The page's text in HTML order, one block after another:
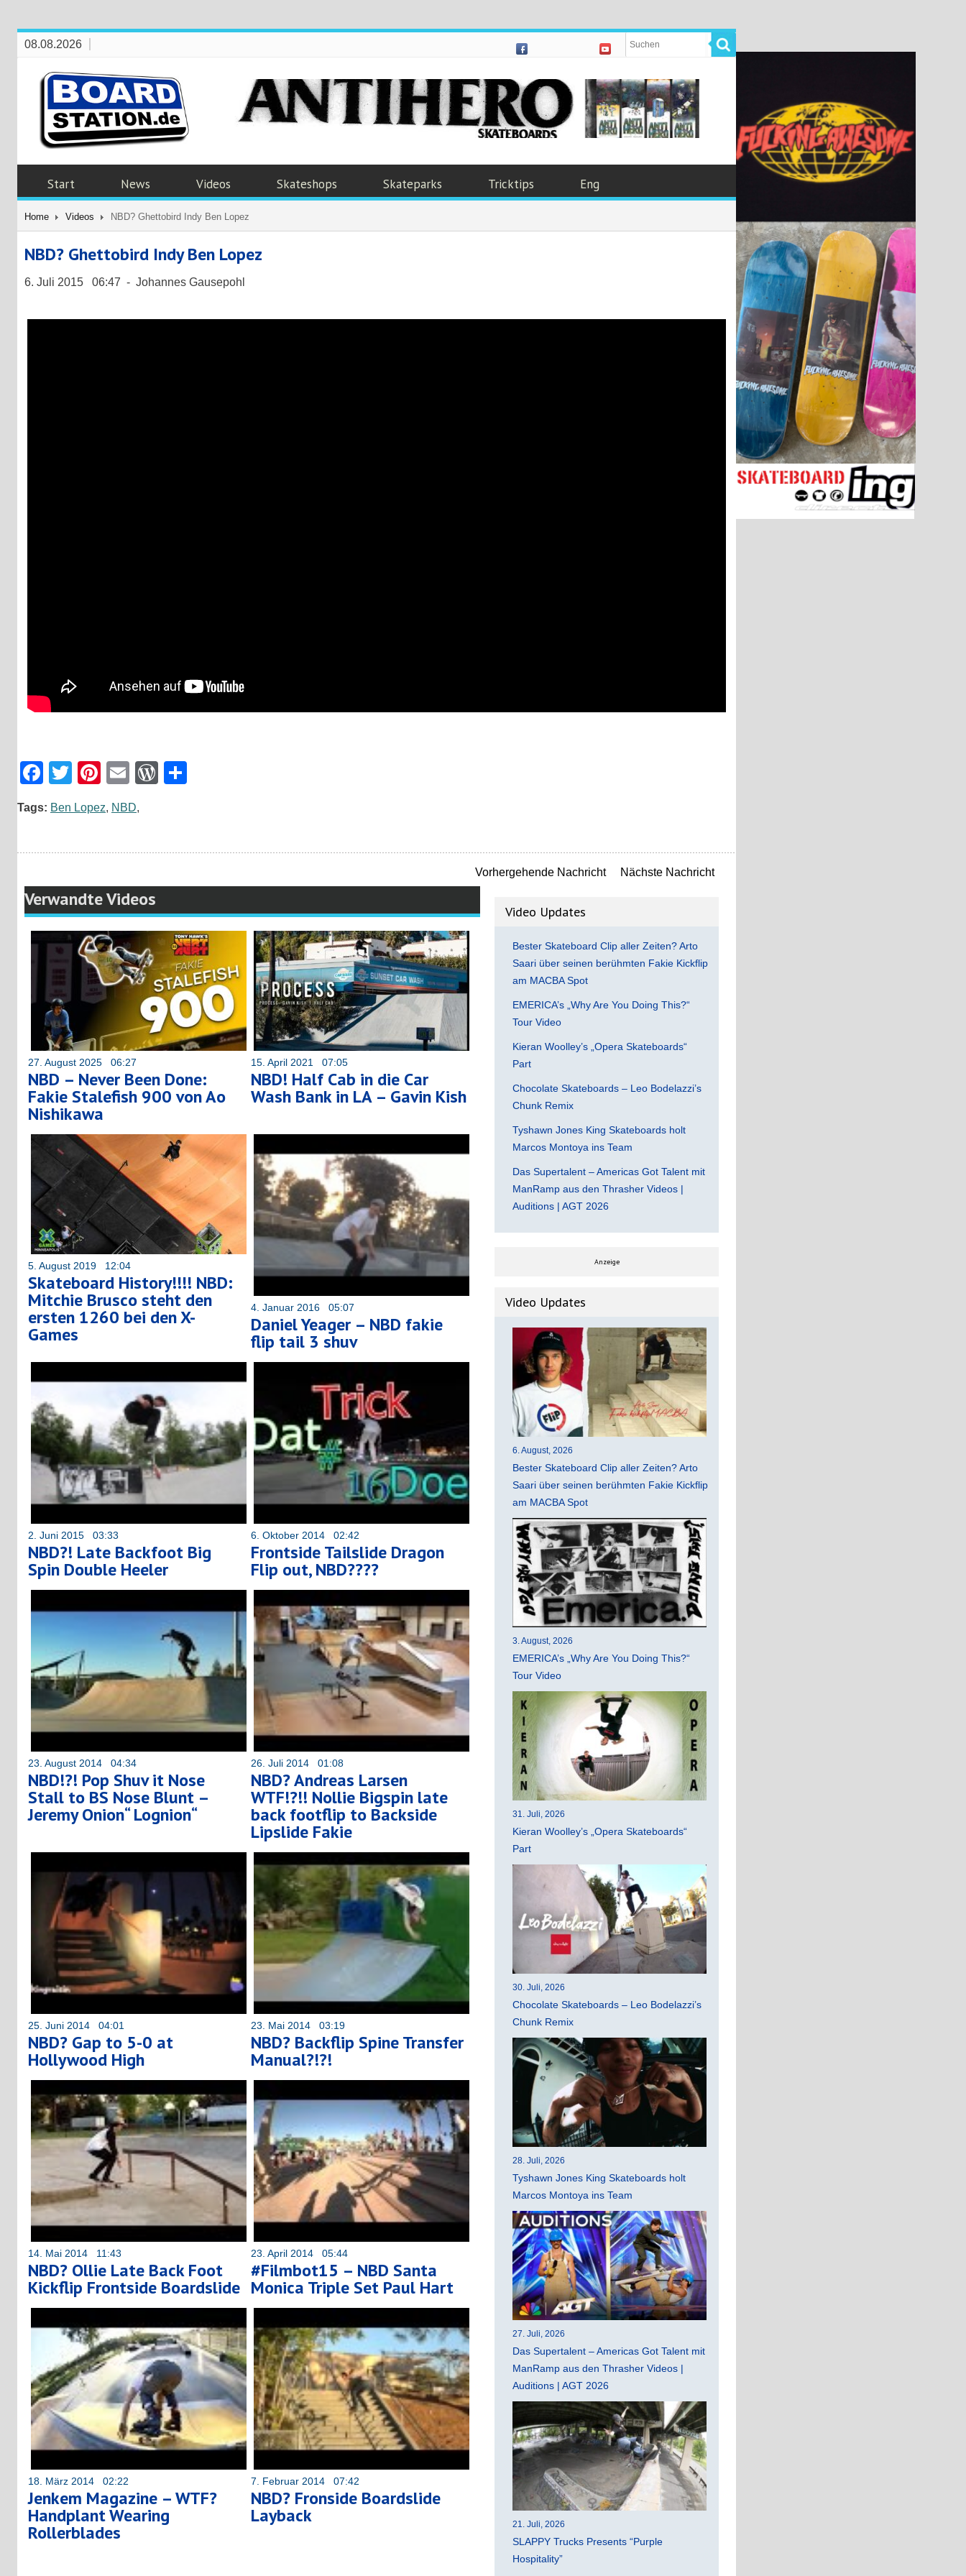
08.08.2026
Start News Videos Skateshops Skateparks Tricktips Eng
Home Videos NBD? Ghettobird Indy Ben Lopez
NBD? Ghettobird Indy Ben Lopez
6. Juli 2015 06:47 - Johannes Gausepohl
Facebook
Twitter
Pinterest
EmailWordPress
Tags: Ben Lopez, NBD,
Vorhergehende Nachricht Nächste Nachricht
Verwandte Videos
27. August 2025 06:27
NBD – Never Been Done:
Fakie Stalefish 900 von Ao
Nishikawa
15. April 2021 07:05
NBD! Half Cab in die Car
Wash Bank in LA – Gavin Kish
5. August 2019 12:04
Skateboard History!!!! NBD:
Mitchie Brusco steht den
ersten 1260 bei den X-
Games
4. Januar 2016 05:07
Daniel Yeager – NBD fakie
flip tail 3 shuv
2. Juni 2015 03:33
NBD?! Late Backfoot Big
Spin Double Heeler
6. Oktober 2014 02:42
Frontside Tailslide Dragon
Flip out, NBD????
23. August 2014 04:34
NBD!?! Pop Shuv it Nose
Stall to BS Nose Blunt –
Jeremy Onion“ Lognion“
26. Juli 2014 01:08
NBD? Andreas Larsen
WTF!?!! Nollie Bigspin late
back footflip to Backside
Lipslide Fakie
25. Juni 2014 04:01
NBD? Gap to 5-0 at
Hollywood High
23. Mai 2014 03:19
NBD? Backflip Spine Transfer
Manual?!?!
14. Mai 2014 11:43
NBD? Ollie Late Back Foot
Kickflip Frontside Boardslide
23. April 2014 05:44
#Filmbot15 – NBD Santa
Monica Triple Set Paul Hart
18. März 2014 02:22
Jenkem Magazine – WTF?
Handplant Wearing
Rollerblades
7. Februar 2014 07:42
NBD? Fronside Boardslide
Layback
Video Updates
Bester Skateboard Clip aller Zeiten? Arto
Saari über seinen berühmten Fakie Kickflip
am MACBA Spot
EMERICA’s „Why Are You Doing This?“
Tour Video
Kieran Woolley’s „Opera Skateboards“
Part
Chocolate Skateboards – Leo Bodelazzi’s
Chunk Remix
Tyshawn Jones King Skateboards holt
Marcos Montoya ins Team
Das Supertalent – Americas Got Talent mit
ManRamp aus den Thrasher Videos |
Auditions | AGT 2026
Anzeige
Video Updates
6. August, 2026
Bester Skateboard Clip aller Zeiten? Arto
Saari über seinen berühmten Fakie Kickflip
am MACBA Spot
3. August, 2026
EMERICA’s „Why Are You Doing This?“
Tour Video
31. Juli, 2026
Kieran Woolley’s „Opera Skateboards“
Part
30. Juli, 2026
Chocolate Skateboards – Leo Bodelazzi’s
Chunk Remix
28. Juli, 2026
Tyshawn Jones King Skateboards holt
Marcos Montoya ins Team
27. Juli, 2026
Das Supertalent – Americas Got Talent mit
ManRamp aus den Thrasher Videos |
Auditions | AGT 2026
21. Juli, 2026
SLAPPY Trucks Presents “Purple
Hospitality”